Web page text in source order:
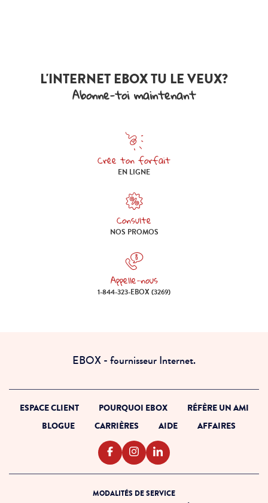
L'INTERNET EBOX TU LE VEUX?
Abonne-toi maintenant
Crée ton forfait
Crée ton forfait en ligne
EN LIGNE
Consulte
Consulte nos promos
NOS PROMOS
Appelle-nous
Appelle-nous 1-844-323-EBOX
1-844-323-EBOX (3269)
EBOX - fournisseur Internet.
ESPACE CLIENT POURQUOI EBOX
RÉFÈRE UN AMI
BLOGUE
CARRIÈRES AIDE AFFAIRES
MODALITÉS DE SERVICE